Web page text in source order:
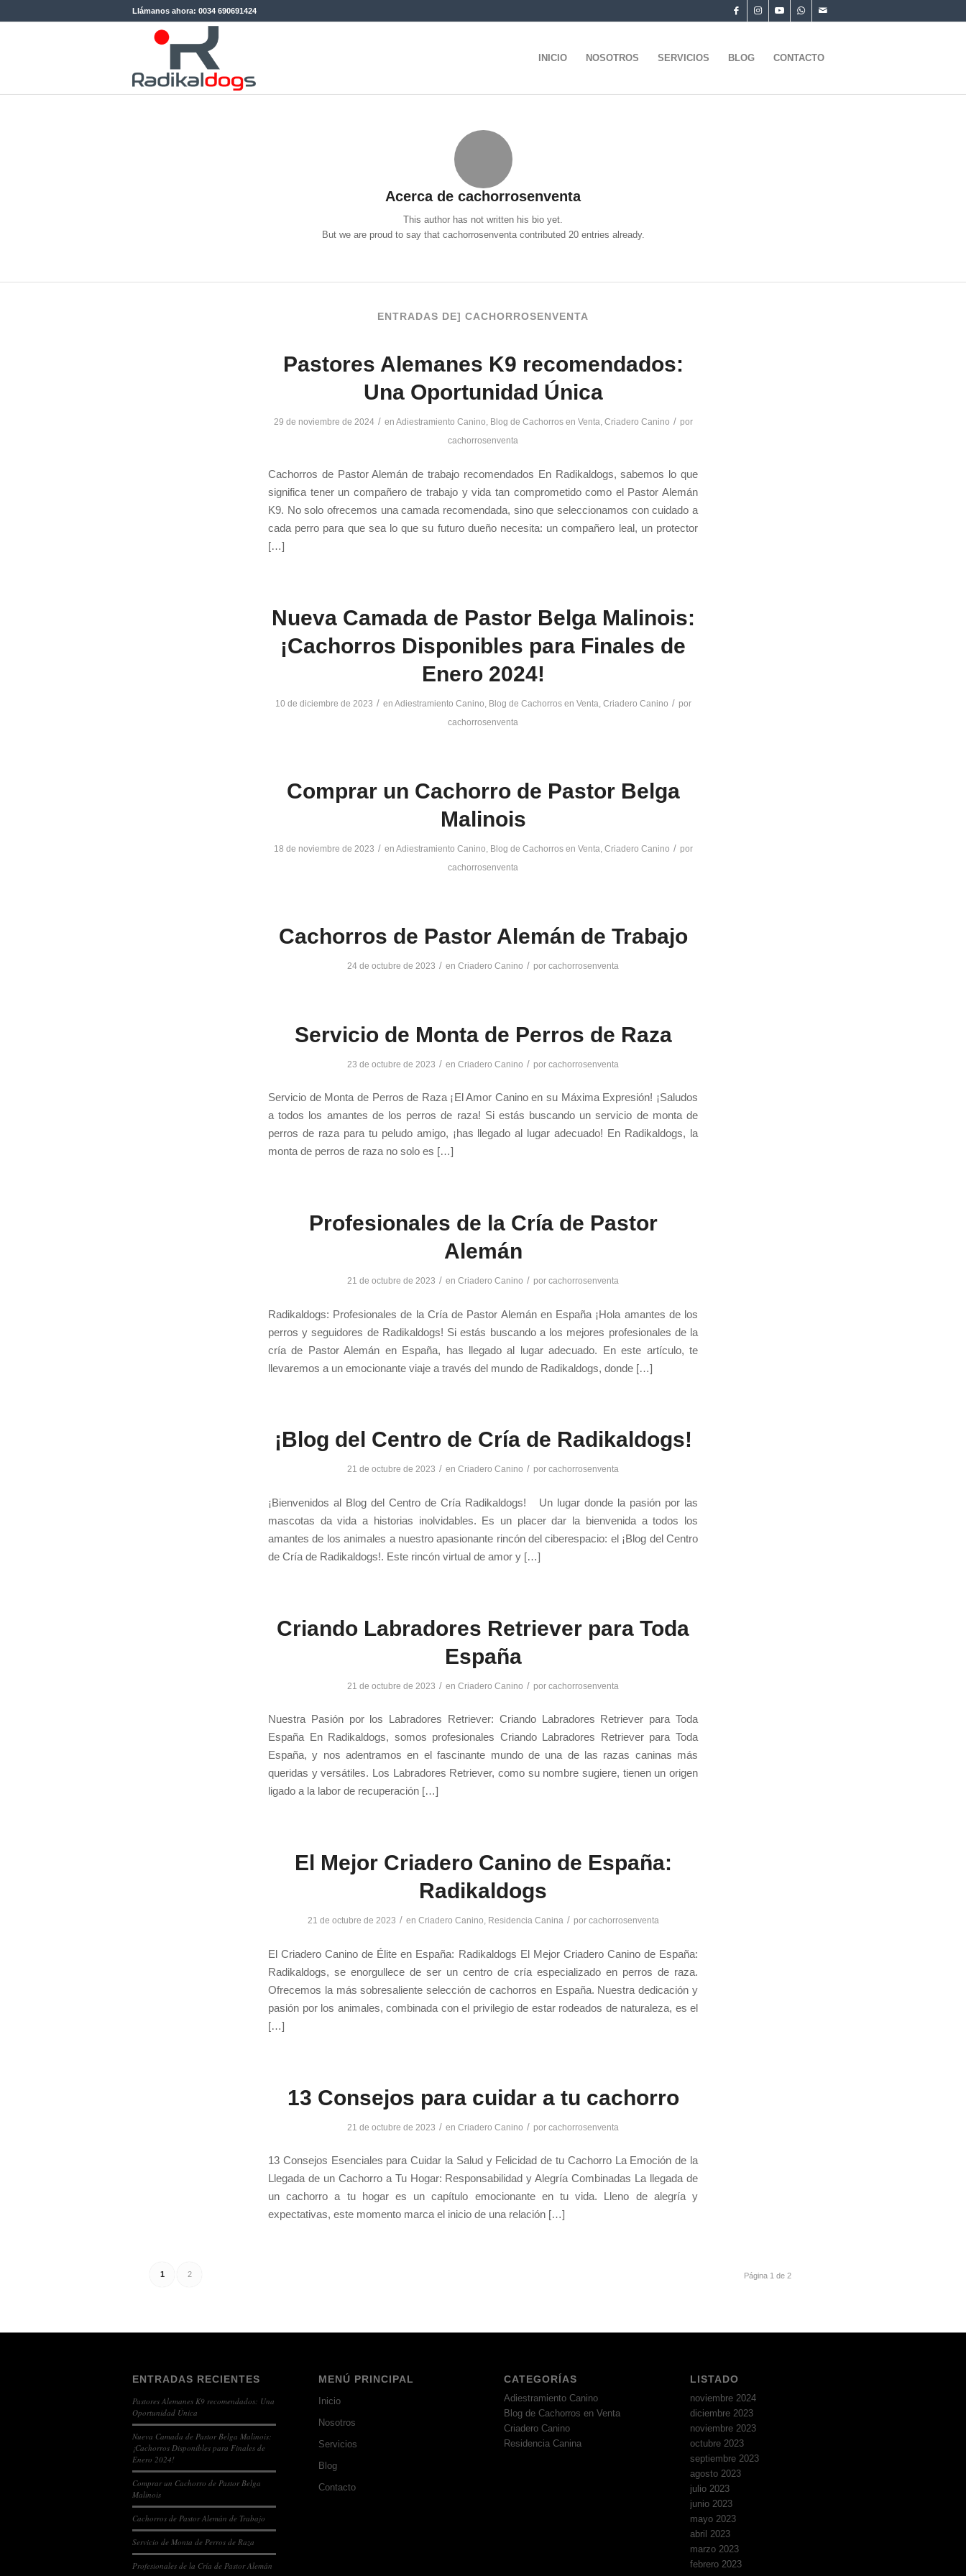
Llámanos ahora: 0034 690691424
INICIO NOSOTROS SERVICIOS BLOG CONTACTO
Acerca de cachorrosenventa
This author has not written his bio yet.
But we are proud to say that cachorrosenventacontributed 20 entries already.
ENTRADAS DE] CACHORROSENVENTA
Pastores Alemanes K9 recomendados:
Una Oportunidad Única
29 de noviembre de 2024 / en Adiestramiento Canino, Blog de Cachorros en Venta, Criadero Canino / por
cachorrosenventa
Cachorros de Pastor Alemán de trabajo recomendados En Radikaldogs, sabemos lo que
significa tener un compañero de trabajo y vida tan comprometido como el Pastor Alemán
K9. No solo ofrecemos una camada recomendada, sino que seleccionamos con cuidado a
cada perro para que sea lo que su futuro dueño necesita: un compañero leal, un protector
[…]
Nueva Camada de Pastor Belga Malinois:
¡Cachorros Disponibles para Finales de
Enero 2024!
10 de diciembre de 2023 / en Adiestramiento Canino Blog de Cachorros en Venta Criadero Canino / por
cachorrosenventa
Comprar un Cachorro de Pastor Belga
Malinois
18 de noviembre de 2023 / en Adiestramiento Canino Blog de Cachorros en Venta Criadero Canino / por
cachorrosenventa
Cachorros de Pastor Alemán de Trabajo
24 de octubre de 2023 / en Criadero Canino / por cachorrosenventa
Servicio de Monta de Perros de Raza
23 de octubre de 2023 / en Criadero Canino / por cachorrosenventa
Servicio de Monta de Perros de Raza ¡El Amor Canino en su Máxima Expresión! ¡Saludos
a todos los amantes de los perros de raza! Si estás buscando un servicio de monta de
perros de raza para tu peludo amigo, ¡has llegado al lugar adecuado! En Radikaldogs, la
monta de perros de raza no solo es […]
Profesionales de la Cría de Pastor
Alemán
21 de octubre de 2023 / en Criadero Canino / por cachorrosenventa
Radikaldogs: Profesionales de la Cría de Pastor Alemán en España ¡Hola amantes de los
perros y seguidores de Radikaldogs! Si estás buscando a los mejores profesionales de la
cría de Pastor Alemán en España, has llegado al lugar adecuado. En este artículo, te
llevaremos a un emocionante viaje a través del mundo de Radikaldogs, donde […]
¡Blog del Centro de Cría de Radikaldogs!
21 de octubre de 2023 / en Criadero Canino / por cachorrosenventa
¡Bienvenidos al Blog del Centro de Cría Radikaldogs! Un lugar donde la pasión por las
mascotas da vida a historias inolvidables. Es un placer dar la bienvenida a todos los
amantes de los animales a nuestro apasionante rincón del ciberespacio: el ¡Blog del Centro
de Cría de Radikaldogs!. Este rincón virtual de amor y […]
Criando Labradores Retriever para Toda
España
21 de octubre de 2023 / en Criadero Canino / por cachorrosenventa
Nuestra Pasión por los Labradores Retriever: Criando Labradores Retriever para Toda
España En Radikaldogs, somos profesionales Criando Labradores Retriever para Toda
España, y nos adentramos en el fascinante mundo de una de las razas caninas más
queridas y versátiles. Los Labradores Retriever, como su nombre sugiere, tienen un origen
ligado a la labor de recuperación […]
El Mejor Criadero Canino de España:
Radikaldogs
21 de octubre de 2023 / en Criadero Canino, Residencia Canina / por cachorrosenventa
El Criadero Canino de Élite en España: Radikaldogs El Mejor Criadero Canino de España:
Radikaldogs, se enorgullece de ser un centro de cría especializado en perros de raza.
Ofrecemos la más sobresaliente selección de cachorros en España. Nuestra dedicación y
pasión por los animales, combinada con el privilegio de estar rodeados de naturaleza, es el
[…]
13 Consejos para cuidar a tu cachorro
21 de octubre de 2023 / en Criadero Canino / por cachorrosenventa
13 Consejos Esenciales para Cuidar la Salud y Felicidad de tu Cachorro La Emoción de la
Llegada de un Cachorro a Tu Hogar: Responsabilidad y Alegría Combinadas La llegada de
un cachorro a tu hogar es un capítulo emocionante en tu vida. Lleno de alegría y
expectativas, este momento marca el inicio de una relación […]
Página 1 de 2
1 2
ENTRADAS RECIENTES
Pastores Alemanes K9 recomendados: Una
Oportunidad Única
Nueva Camada de Pastor Belga Malinois:
¡Cachorros Disponibles para Finales de
Enero 2024!
Comprar un Cachorro de Pastor Belga
Malinois
Cachorros de Pastor Alemán de Trabajo
Servicio de Monta de Perros de Raza
Profesionales de la Cría de Pastor Alemán
MENÚ PRINCIPAL
Inicio
Nosotros
Servicios
Blog
Contacto
CATEGORÍAS
Adiestramiento Canino
Blog de Cachorros en Venta
Criadero Canino
Residencia Canina
LISTADO
noviembre 2024
diciembre 2023
noviembre 2023
octubre 2023
septiembre 2023
agosto 2023
julio 2023
junio 2023
mayo 2023
abril 2023
marzo 2023
febrero 2023